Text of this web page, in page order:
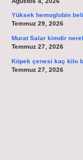
Yüksek hemoglobin
Temmuz 29, 2026
Murat Salar kimdir
Temmuz 27, 2026
Köpek çenesi kaç kilo
Temmuz 27, 2026